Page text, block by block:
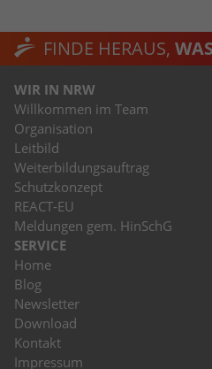
FINDE HERAUS,
WIR IN NRW
Willkommen im Team
Organisation
Leitbild
Weiterbildungsauftrag
Schutzkonzept
REACT-EU
Meldungen gem. HinSchG
SERVICE
Home
Blog
Newsletter
Download
Kontakt
Impressum